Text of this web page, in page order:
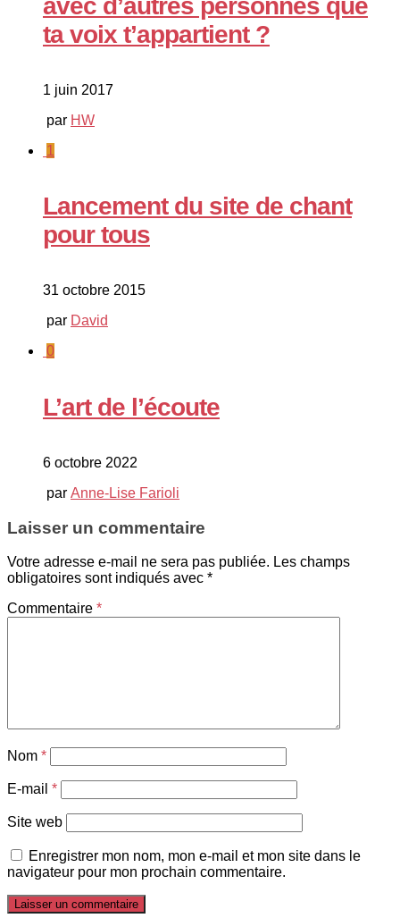
ta voix t’appartient ?
1 juin 2017
par HW
1
Lancement du site de chant
pour tous
31 octobre 2015
par David
0
L’art de l’écoute
6 octobre 2022
par Anne-Lise Farioli
Laisser un commentaire
Votre adresse e-mail ne sera pas publiée. Les champs
obligatoires sont indiqués avec *
Commentaire *
Nom *
E-mail *
Site web
Enregistrer mon nom, mon e-mail et mon site dans le
navigateur pour mon prochain commentaire.